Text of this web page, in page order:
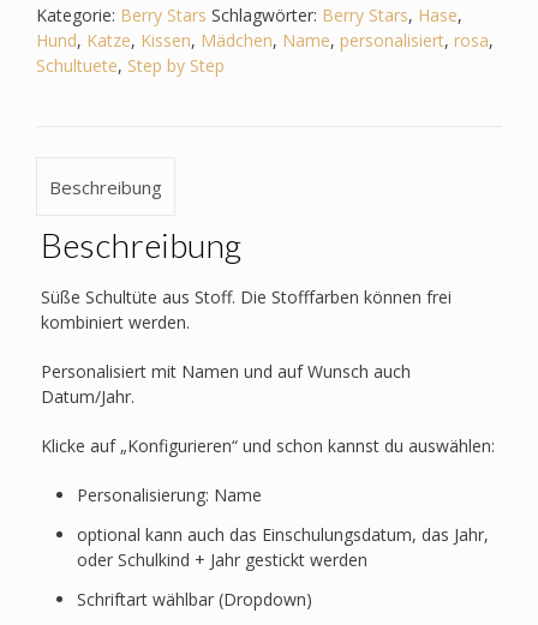
–
Haustiere
-
Hase
Kategorie: Berry Stars Schlagwörter: Berry Stars, Hase,
Hund, Katze, Kissen, Mädchen, Name, personalisiert, rosa,
Schultuete, Step by Step
Beschreibung
Beschreibung
Süße Schultüte aus Stoff. Die Stofffarben können frei
kombiniert werden.
Personalisiert mit Namen und auf Wunsch auch
Datum/Jahr.
Klicke auf „Konfigurieren“ und schon kannst du auswählen:
Personalisierung: Name
optional kann auch das Einschulungsdatum, das Jahr,
oder Schulkind + Jahr gestickt werden
Schriftart wählbar (Dropdown)